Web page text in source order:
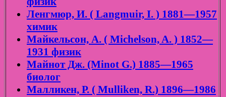
Ленгмюр, И. ( Langmuir, I. ) 1881—1957
химик
Майкельсон, А. ( Michelson, A. ) 1852—
1931 физик
Майнот Дж. (Minot G.) 1885—1965
биолог
Малликен, Р. ( Mulliken, R.) 1896—1986